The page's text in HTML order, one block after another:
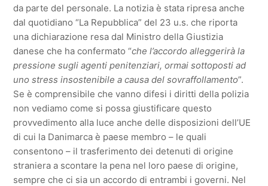
da parte del personale. La notizia è stata ripresa anche
dal quotidiano “La Repubblica” del 23 u.s. che riporta
una dichiarazione resa dal Ministro della Giustizia
danese che ha confermato “che l’accordo alleggerirà la
pressione sugli agenti penitenziari, ormai sottoposti ad
uno stress insostenibile a causa del sovraffollamento”.
Se è comprensibile che vanno difesi i diritti della polizia
non vediamo come si possa giustificare questo
provvedimento alla luce anche delle disposizioni dell’UE
di cui la Danimarca è paese membro – le quali
consentono – il trasferimento dei detenuti di origine
straniera a scontare la pena nel loro paese di origine,
sempre che ci sia un accordo di entrambi i governi. Nel